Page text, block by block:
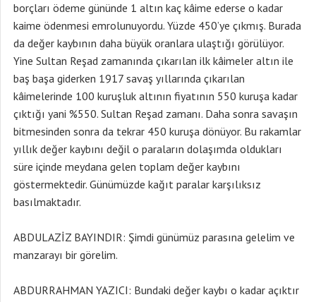
borçları ödeme gününde 1 altın kaç kâime ederse o kadar
kaime ödenmesi emrolunuyordu. Yüzde 450’ye çıkmış. Burada
da değer kaybının daha büyük oranlara ulaştığı görülüyor.
Yine Sultan Reşad zamanında çıkarılan ilk kâimeler altın ile
baş başa giderken 1917 savaş yıllarında çıkarılan
kâimelerinde 100 kuruşluk altının fiyatının 550 kuruşa kadar
çıktığı yani %550. Sultan Reşad zamanı. Daha sonra savaşın
bitmesinden sonra da tekrar 450 kuruşa dönüyor. Bu rakamlar
yıllık değer kaybını değil o paraların dolaşımda oldukları
süre içinde meydana gelen toplam değer kaybını
göstermektedir. Günümüzde kağıt paralar karşılıksız
basılmaktadır.
ABDULAZİZ BAYINDIR: Şimdi günümüz parasına gelelim ve
manzarayı bir görelim.
ABDURRAHMAN YAZICI: Bundaki değer kaybı o kadar açıktır